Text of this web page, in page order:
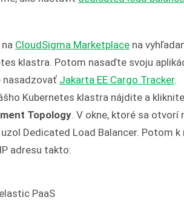
CloudSigma Marketplace na
klastra. Potom nasaďte svoju
nasadzovať Jakarta EE Cargo Tracker.
Kubernetes klastra nájdite a
Topology . V okne, ktoré sa otvorí
Dedicated Load Balancer. Potom
adresu takto: